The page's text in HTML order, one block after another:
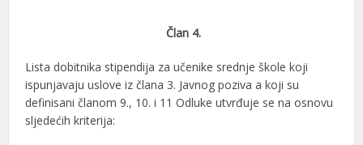
Član 4.
Lista dobitnika stipendija za učenike srednje škole koji
ispunjavaju uslove iz člana 3. Javnog poziva a koji su
definisani članom 9., 10. i 11 Odluke utvrđuje se na osnovu
sljedećih kriterija: